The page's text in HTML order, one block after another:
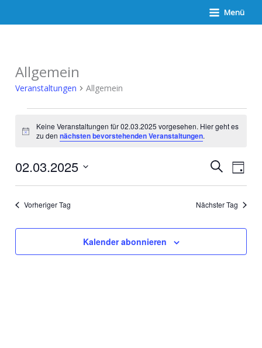
Menü
Allgemein
Veranstaltungen Allgemein
Veranstaltungen
02.03.2025
Hinweis
Keine Veranstaltungen für 02.03.2025 vorgesehen. Hier geht es
zu dennächsten bevorstehenden Veranstaltungen.
Suche
Ansichten,
SucheTag
02.03.2025
Vorheriger Tag Nächster Tag
Kalender abonnieren